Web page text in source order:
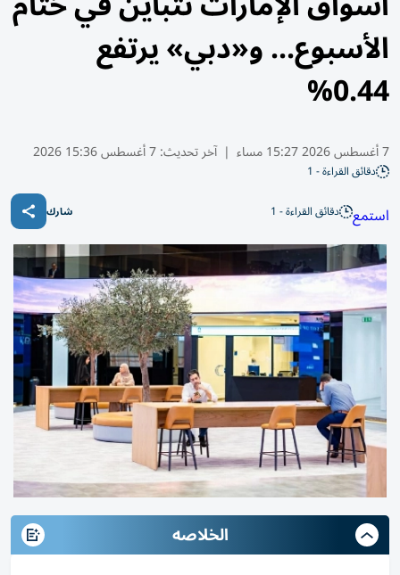
الأسبوع... و«دبي» يرتفع
0.44%
7 أغسطس 2026 15:27 مساء | آخر تحديث:7 أغسطس 15:36 2026
دقائق القراءة - 1
استمع دقائق القراءة - 1 شارك
الخلاصه